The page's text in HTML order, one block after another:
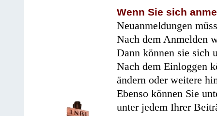
Wenn Sie sich
Neuanmeldungen
Nach dem Anmelden
Dann können sie sich
Nach dem Einloggen
ändern oder weitere
Ebenso können Sie
unter jedem Ihrer